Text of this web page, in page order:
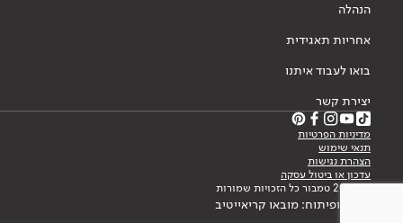
הנהלה
אחריות תאגידית
בואו לעבוד איתנו
יצירת קשר
מדיניות הפרטיות
תנאי שימוש
הצהרת נגישות
עדכון או ביטול עסקה
© 2026 טמבור כל הזכויות שמורות
עיצוב ופיתוח: מובאו קריאייטיב